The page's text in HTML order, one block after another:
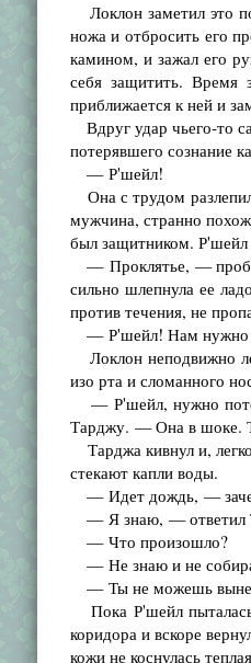
Локлон заметил это
ножа и отбросить его
камином, и зажал его
себя защитить. Время
приближается к ней и
Вдруг удар чьего-то
потерявшего сознание
— Р'шейл!
Она с трудом
мужчина, странно
был защитником. Р'шейл
— Проклятье, —
сильно шлепнула ее
против течения, не
— Р'шейл! Нам нужно
Локлон неподвижно
изо рта и сломанного
— Р'шейл, нужно
Тарджу. — Она в шоке.
Тарджа кивнул и,
стекают капли воды.
— Идет дождь, —
— Я знаю, — ответил
— Что произошло?
— Не знаю и не
— Ты не можешь
Пока Р'шейл
коридора и вскоре
кожи не коснулась